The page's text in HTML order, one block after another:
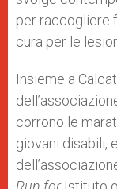
per raccogliere
cura per le
Insieme a
corrono le
giovani disabili,